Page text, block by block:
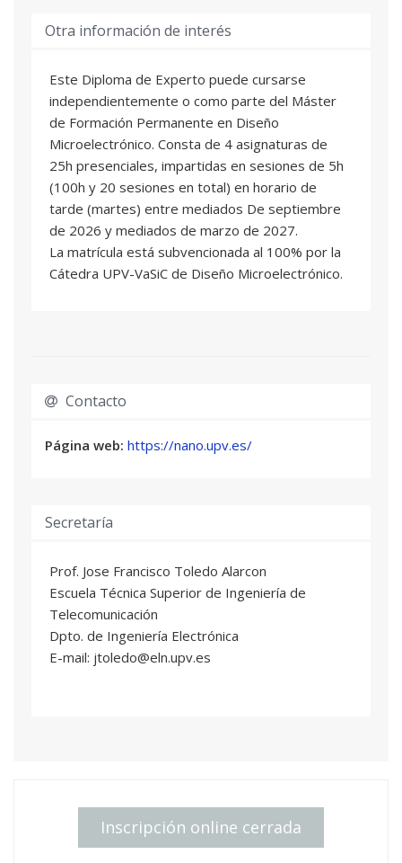
Los títulos y experiencia deben pertenecer a una
adquirido conocimientos sólidos sobre diseño
electrónico.
Vicente Herrero Bosch: Profesor/a Titular de
Ramón Tortosa Navas
: Profesional del sector
04 ARQUITECTURAS DE CONVERTIDORES A/D
2,5 ECTS
Leidy Mabel Alvero González: Profesional del
sector
José Manuel García González
sector
Otra información de interés
Este Diploma de Experto puede cursarse
independientemente o como parte del Máster
de Formación Permanente en Diseño
Microelectrónico. Consta de 4 asignaturas de
25h presenciales, impartidas en sesiones de 5h
(100h y 20 sesiones en total) en horario de
tarde (martes) entre mediados De septiembre
de 2026 y mediados de marzo de 2027.
La matrícula está subvencionada al 100% por la
Cátedra UPV-VaSiC de Diseño Microelectrónico.
Contacto
Página web: https://nano.upv.es/
Secretaría
Prof. Jose Francisco Toledo Alarcon
Escuela Técnica Superior de Ingeniería de
Telecomunicación
Dpto. de Ingeniería Electrónica
E-mail: jtoledo@eln.upv.es
Inscripción online cerrada